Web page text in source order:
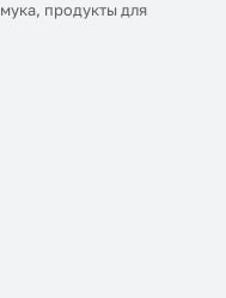
продукты для